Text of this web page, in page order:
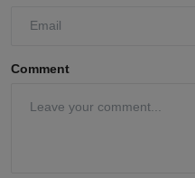
Comment